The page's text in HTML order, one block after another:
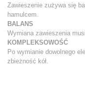
Zawieszenie zużywa się
hamulcem.
BALANS
Wymiana zawieszenia
KOMPLEKSOWOŚĆ
Po wymianie dowolnego
zbieżność kół.